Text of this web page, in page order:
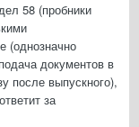
58 (пробники
(однозначно
документов в
после выпускного),
за